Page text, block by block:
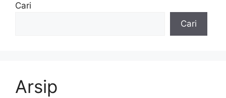
Cari
Cari
Arsip